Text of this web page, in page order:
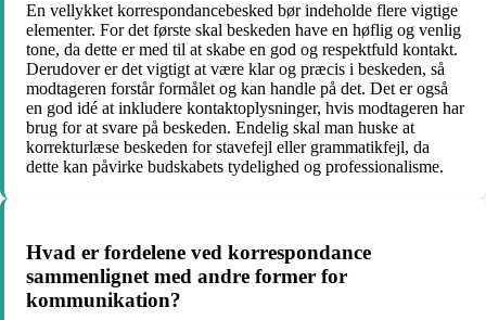
En vellykket korrespondancebesked bør indeholde flere vigtige
elementer. For det første skal beskeden have en høflig og venlig
tone, da dette er med til at skabe en god og respektfuld kontakt.
Derudover er det vigtigt at være klar og præcis i beskeden, så
modtageren forstår formålet og kan handle på det. Det er også
en god idé at inkludere kontaktoplysninger, hvis modtageren har
brug for at svare på beskeden. Endelig skal man huske at
korrekturlæse beskeden for stavefejl eller grammatikfejl, da
dette kan påvirke budskabets tydelighed og professionalisme.
Hvad er fordelene ved korrespondance
sammenlignet med andre former for
kommunikation?